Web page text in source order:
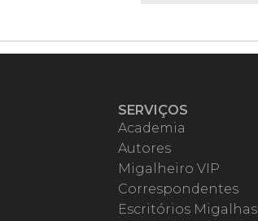
SERVIÇOS
Academia
Autores
Migalheiro VIP
Correspondentes
Escritórios Migalhas